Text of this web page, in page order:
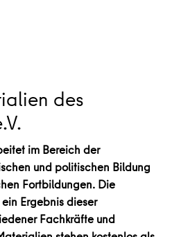
des
im Bereich der
und politischen Bildung
Fortbildungen. Die
Ergebnis dieser
Fachkräfte und